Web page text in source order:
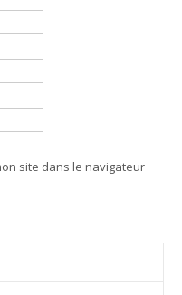
site dans le navigateur